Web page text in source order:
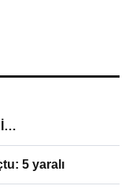
5 yaralı